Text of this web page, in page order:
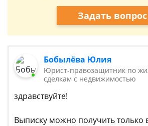
Задать вопрос
Бобылёва Юлия
Юрист-правозащитник по
сделкам с недвижимостью
здравствуйте!
Выписку можно получить только